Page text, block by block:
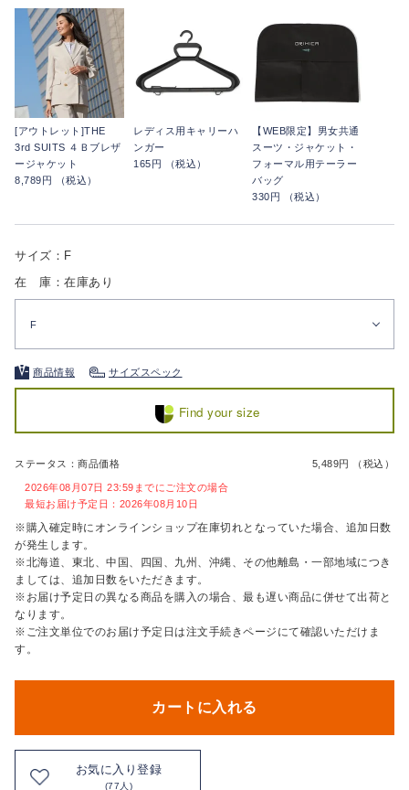
[アウトレット]THE
3rd SUITS ４Ｂブレザ
ージャケット
8,789円 （税込）
レディス用キャリーハ
ンガー
165円 （税込）
【WEB限定】男女共通
スーツ・ジャケット・
フォーマル用テーラー
バッグ
330円 （税込）
サイズ：F
在 庫：在庫あり
F
商品情報 サイズスペック
Find your size
ステータス：商品価格 5,489円 （税込）
2026年08月07日 23:59までにご注文の場合
最短お届け予定日：2026年08月10日
※購入確定時にオンラインショップ在庫切れとなっていた場合、追加日数
が発生します。
※北海道、東北、中国、四国、九州、沖縄、その他離島・一部地域につき
ましては、追加日数をいただきます。
※お届け予定日の異なる商品を購入の場合、最も遅い商品に併せて出荷と
なります。
※ご注文単位でのお届け予定日は注文手続きページにて確認いただけま
す。
カートに入れる
お気に入り登録
(77人)